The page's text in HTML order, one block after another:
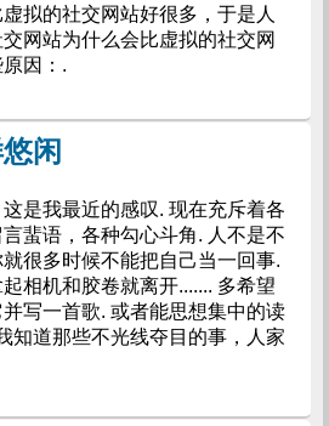
拟的社交网站好很多，于是人
网站为什么会比虚拟的社交网
因：.
闲
是我最近的感叹. 现在充斥着各
蜚语，各种勾心斗角. 人不是不
很多时候不能把自己当一回事.
相机和胶卷就离开....... 多希望
写一首歌. 或者能思想集中的读
知道那些不光线夺目的事，人家